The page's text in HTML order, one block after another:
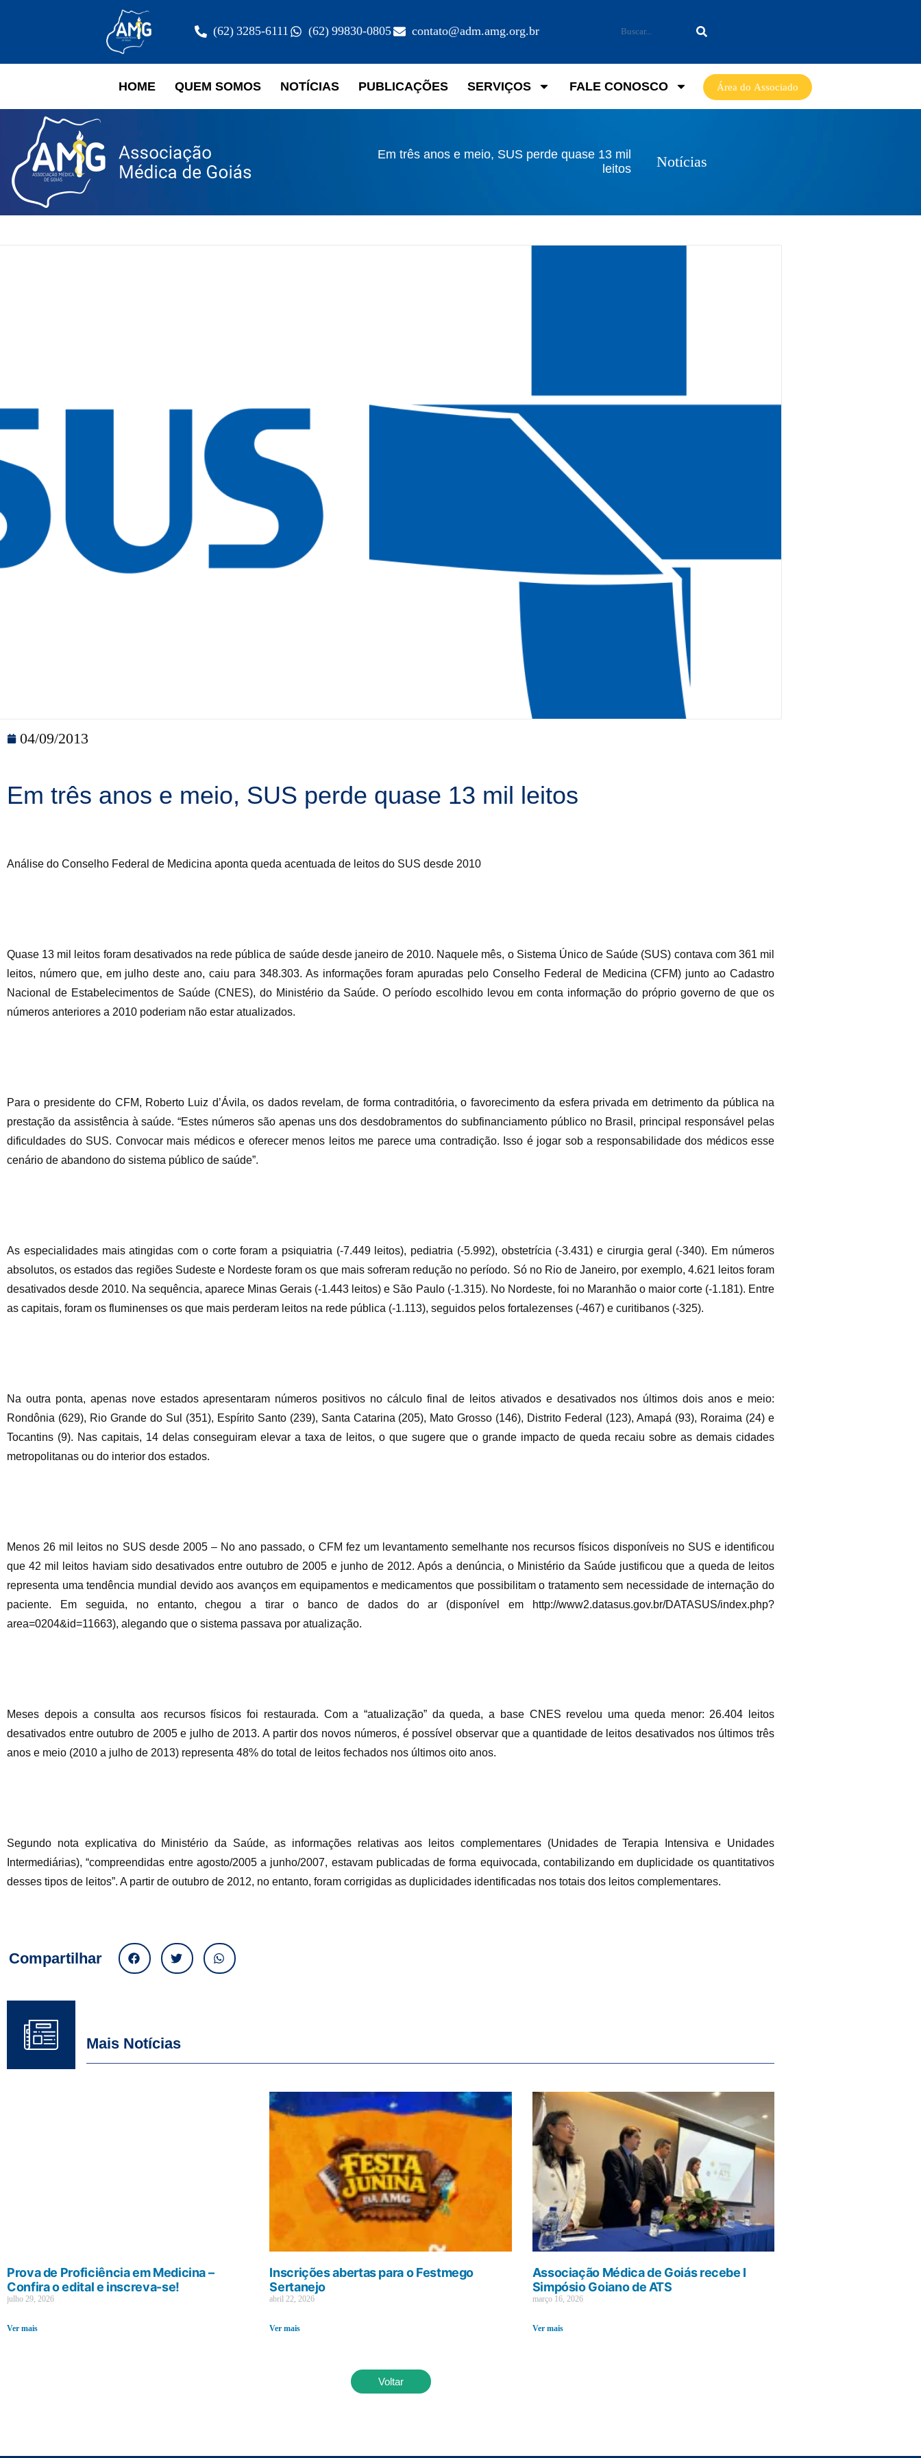
(62) 3285-6111 (62) 99830-0805 contato@adm.amg.org.br
HOME QUEM SOMOS NOTÍCIAS PUBLICAÇÕES SERVIÇOS FALE CONOSCO Área do Associado
Em três anos e meio, SUS perde quase 13 mil
leitos
Notícias
04/09/2013
Em três anos e meio, SUS perde quase 13 mil leitos
Análise do Conselho Federal de Medicina aponta queda acentuada de leitos do SUS desde 2010
Quase 13 mil leitos foram desativados na rede pública de saúde desde janeiro de 2010. Naquele mês, o Sistema Único de Saúde (SUS) contava com 361 mil
leitos, número que, em julho deste ano, caiu para 348.303. As informações foram apuradas pelo Conselho Federal de Medicina (CFM) junto ao Cadastro
Nacional de Estabelecimentos de Saúde (CNES), do Ministério da Saúde. O período escolhido levou em conta informação do próprio governo de que os
números anteriores a 2010 poderiam não estar atualizados.
Para o presidente do CFM, Roberto Luiz d’Ávila, os dados revelam, de forma contraditória, o favorecimento da esfera privada em detrimento da pública na
prestação da assistência à saúde. “Estes números são apenas uns dos desdobramentos do subfinanciamento público no Brasil, principal responsável pelas
dificuldades do SUS. Convocar mais médicos e oferecer menos leitos me parece uma contradição. Isso é jogar sob a responsabilidade dos médicos esse
cenário de abandono do sistema público de saúde”.
As especialidades mais atingidas com o corte foram a psiquiatria (-7.449 leitos), pediatria (-5.992), obstetrícia (-3.431) e cirurgia geral (-340). Em números
absolutos, os estados das regiões Sudeste e Nordeste foram os que mais sofreram redução no período. Só no Rio de Janeiro, por exemplo, 4.621 leitos foram
desativados desde 2010. Na sequência, aparece Minas Gerais (-1.443 leitos) e São Paulo (-1.315). No Nordeste, foi no Maranhão o maior corte (-1.181). Entre
as capitais, foram os fluminenses os que mais perderam leitos na rede pública (-1.113), seguidos pelos fortalezenses (-467) e curitibanos (-325).
Na outra ponta, apenas nove estados apresentaram números positivos no cálculo final de leitos ativados e desativados nos últimos dois anos e meio:
Rondônia (629), Rio Grande do Sul (351), Espírito Santo (239), Santa Catarina (205), Mato Grosso (146), Distrito Federal (123), Amapá (93), Roraima (24) e
Tocantins (9). Nas capitais, 14 delas conseguiram elevar a taxa de leitos, o que sugere que o grande impacto de queda recaiu sobre as demais cidades
metropolitanas ou do interior dos estados.
Menos 26 mil leitos no SUS desde 2005 – No ano passado, o CFM fez um levantamento semelhante nos recursos físicos disponíveis no SUS e identificou
que 42 mil leitos haviam sido desativados entre outubro de 2005 e junho de 2012. Após a denúncia, o Ministério da Saúde justificou que a queda de leitos
representa uma tendência mundial devido aos avanços em equipamentos e medicamentos que possibilitam o tratamento sem necessidade de internação do
paciente. Em seguida, no entanto, chegou a tirar o banco de dados do ar (disponível em http://www2.datasus.gov.br/DATASUS/index.php?
area=0204&id=11663), alegando que o sistema passava por atualização.
Meses depois a consulta aos recursos físicos foi restaurada. Com a “atualização” da queda, a base CNES revelou uma queda menor: 26.404 leitos
desativados entre outubro de 2005 e julho de 2013. A partir dos novos números, é possível observar que a quantidade de leitos desativados nos últimos três
anos e meio (2010 a julho de 2013) representa 48% do total de leitos fechados nos últimos oito anos.
Segundo nota explicativa do Ministério da Saúde, as informações relativas aos leitos complementares (Unidades de Terapia Intensiva e Unidades
Intermediárias), “compreendidas entre agosto/2005 a junho/2007, estavam publicadas de forma equivocada, contabilizando em duplicidade os quantitativos
desses tipos de leitos”. A partir de outubro de 2012, no entanto, foram corrigidas as duplicidades identificadas nos totais dos leitos complementares.
Compartilhar
Mais Notícias
Prova de Proficiência em Medicina –
Confira o edital e inscreva-se!
julho 29, 2026
Ver mais
Inscrições abertas para o Festmego
Sertanejo
abril 22, 2026
Ver mais
Associação Médica de Goiás recebe I
Simpósio Goiano de ATS
março 16, 2026
Ver mais
Voltar